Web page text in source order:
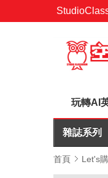
玩轉AI
雜誌系列
首頁 Let's